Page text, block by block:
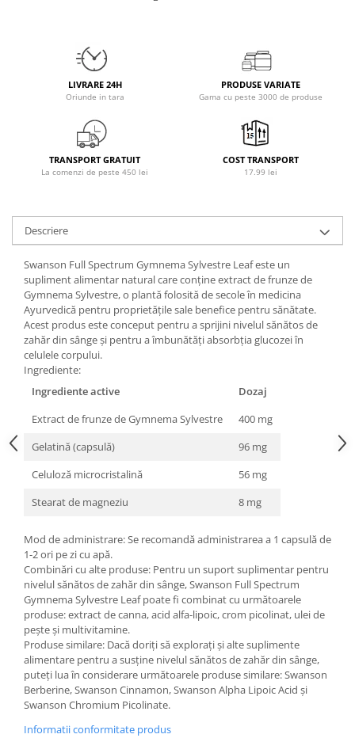
Puritan`s Pride
Raw Nutrition
REDCON1
Rich Piana 5% Nutrition
RIPT
Scitec
Scivation
Skill Nutrition
Smart Shake
Swanson
Under Armour
Universal
Weider
Zenana
LIVRARE 24H
Oriunde in tara
PRODUSE VARIATE
Gama cu peste 3000 de produse
TRANSPORT GRATUIT
La comenzi de peste 450 lei
COST TRANSPORT
17.99 lei
Descriere
Swanson Full Spectrum Gymnema Sylvestre Leaf este un
supliment alimentar natural care conține extract de frunze de
Gymnema Sylvestre, o plantă folosită de secole în medicina
Ayurvedică pentru proprietățile sale benefice pentru sănătate.
Acest produs este conceput pentru a sprijini nivelul sănătos de
zahăr din sânge și pentru a îmbunătăți absorbția glucozei în
celulele corpului.
Ingrediente:
Ingrediente active
Dozaj
Extract de frunze de Gymnema Sylvestre
400 mg
Gelatină (capsulă)
96 mg
Celuloză microcristalină
56 mg
Stearat de magneziu
8 mg
Mod de administrare: Se recomandă administrarea a 1 capsulă de
1-2 ori pe zi cu apă.
Combinări cu alte produse: Pentru un suport suplimentar pentru
nivelul sănătos de zahăr din sânge, Swanson Full Spectrum
Gymnema Sylvestre Leaf poate fi combinat cu următoarele
produse: extract de canna, acid alfa-lipoic, crom picolinat, ulei de
pește și multivitamine.
Produse similare: Dacă doriți să explorați și alte suplimente
alimentare pentru a susține nivelul sănătos de zahăr din sânge,
puteți lua în considerare următoarele produse similare: Swanson
Berberine, Swanson Cinnamon, Swanson Alpha Lipoic Acid și
Swanson Chromium Picolinate.
Informatii conformitate produs